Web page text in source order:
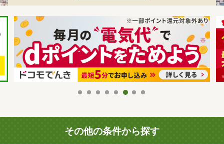
その他の条件から探す